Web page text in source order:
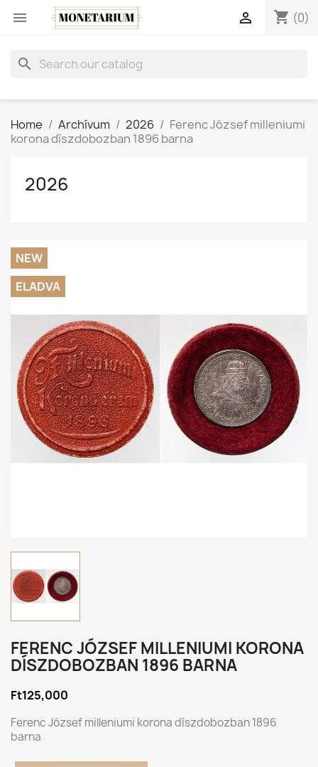
 shopping_cart (0)

search
Home Archívum 2026
Ferenc József milleniumi
korona díszdobozban 1896 barna
2026
NEW
ELADVA
FERENC JÓZSEF MILLENIUMI KORONA
DÍSZDOBOZBAN 1896 BARNA
Ft125,000
Ferenc József milleniumi korona díszdobozban 1896
barna